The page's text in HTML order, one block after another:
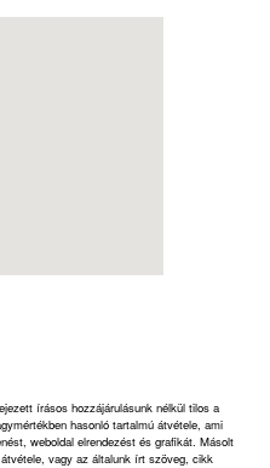
írásos hozzájárulásunk nélkül tilos a
hasonló tartalmú átvétele, ami
weboldal elrendezést és grafikát. Másolt
vagy az általunk írt szöveg, cikk